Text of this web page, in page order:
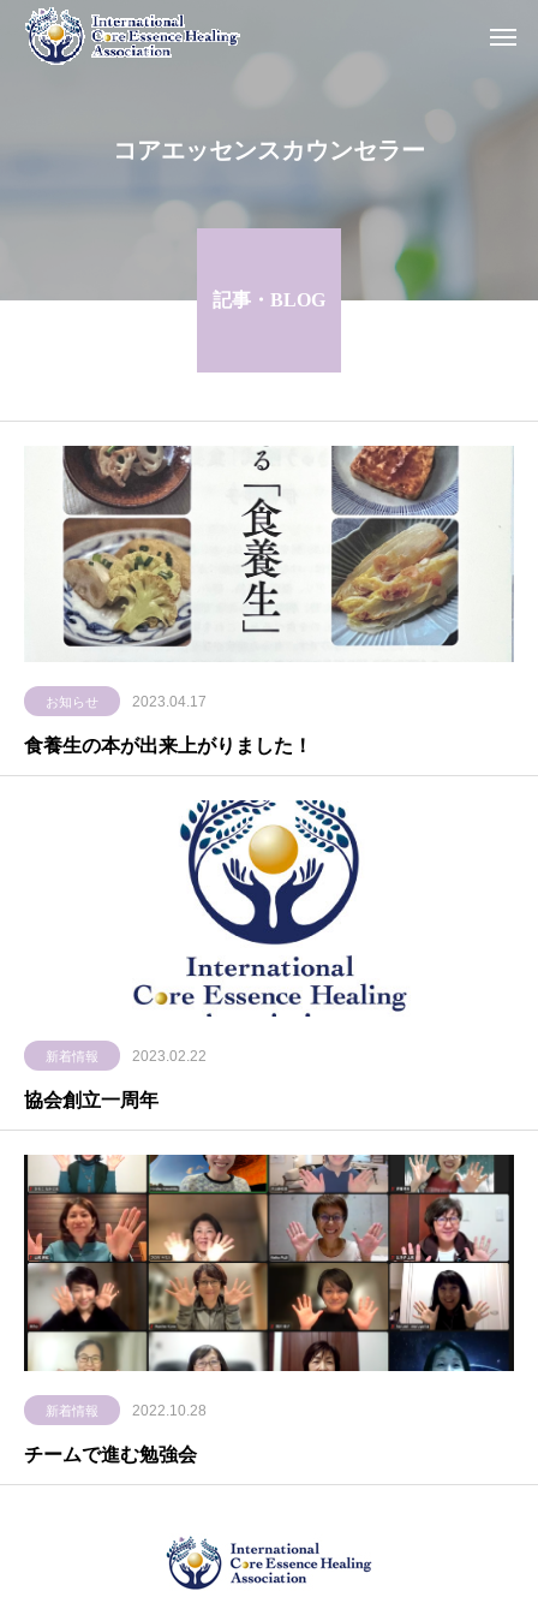
コアエッセンスカウンセラー
記事・BLOG
お知らせ 2023.04.17
食養生の本が出来上がりました！
新着情報 2023.02.22
協会創立一周年
新着情報 2022.10.28
チームで進む勉強会